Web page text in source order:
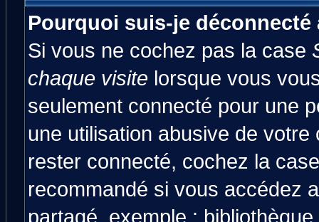
Pourquoi suis-je
Si vous ne cochez pas la case
chaque visite lorsque vous
seulement connecté pour une
une utilisation abusive de
rester connecté, cochez la
recommandé si vous accédez
partagé, exemple :